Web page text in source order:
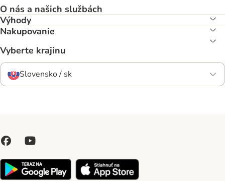
O nás a našich službách
Výhody
Nakupovanie
Vyberte krajinu
Slovensko / sk